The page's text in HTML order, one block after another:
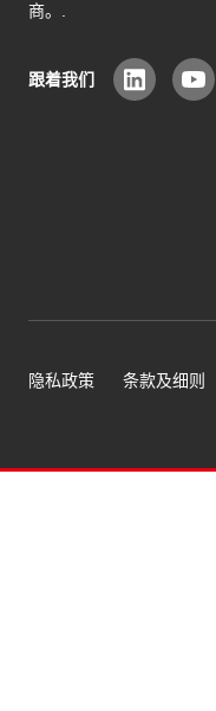
商。.
跟着我们
隐私政策 条款及细则